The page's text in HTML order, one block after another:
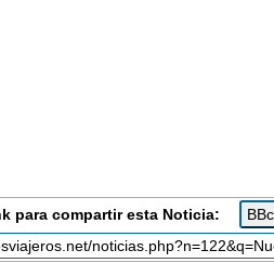
para compartir esta Noticia: